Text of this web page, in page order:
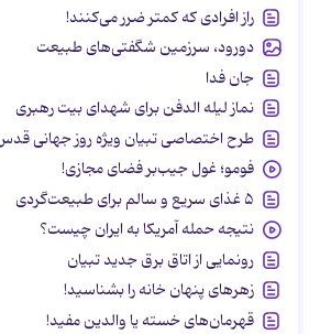
راز افرادی که کمتر ضرر می‌کنند!
دورود، سرزمین شگفتی‌های طبیعت
جان فدا
نماز لیله الدفن برای شهدای بیت رهبری
طرح اختصاصی تبیان ویژه روز جهانی
فومو؛ غول جیب‌بر فضای مجازی!
۵ غذای سریع و سالم برای طبیعت‌گردی
نتیجه حمله آمریکا به ایران چیست؟
رونمایی از اتاق برق جدید تبیان
زهرهای پنهان خانه را بشناسید!
قهرمان‌های خسته یا والدین مفید!